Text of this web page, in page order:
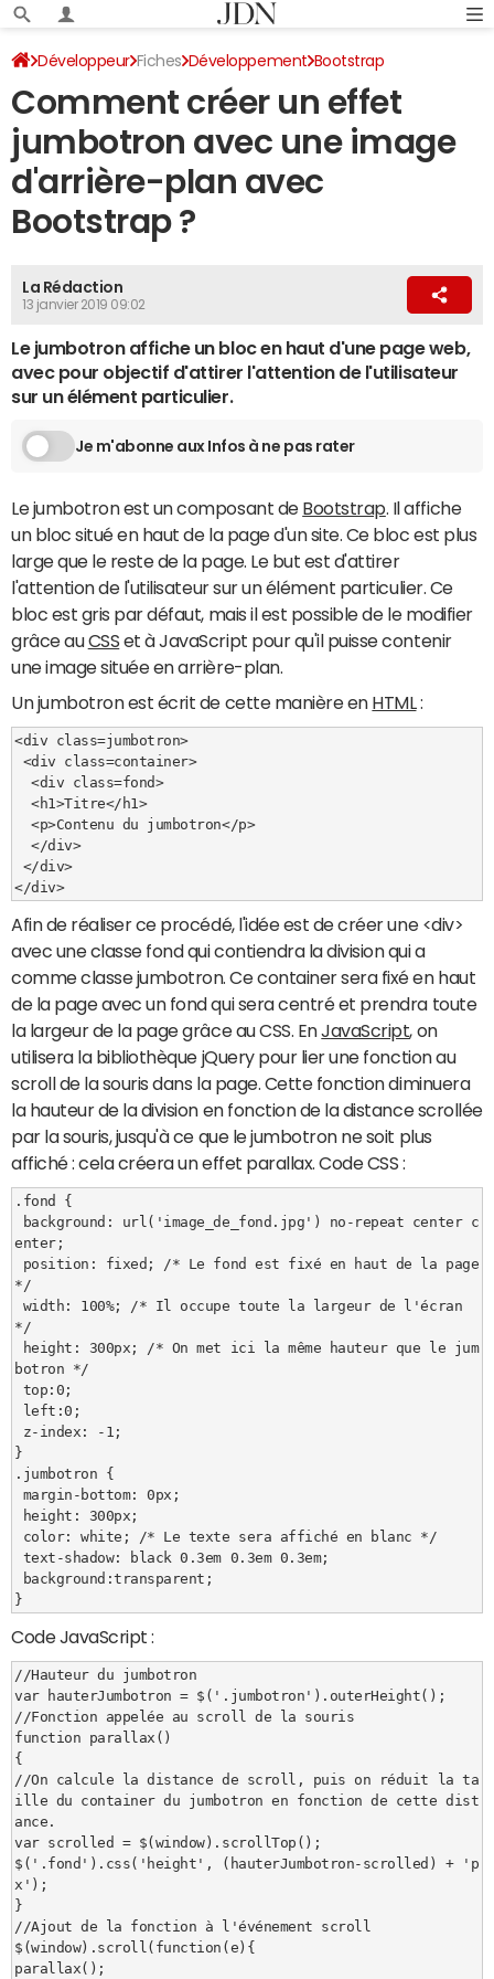
Développeur Fiches Développement Bootstrap
Comment créer un effet
jumbotron avec une image
d'arrière-plan avec
Bootstrap ?
La Rédaction
13 janvier 2019 09:02
Le jumbotron affiche un bloc en haut d'une page web,
avec pour objectif d'attirer l'attention de l'utilisateur
sur un élément particulier.
Je m'abonne aux Infos à ne pas rater
Le jumbotron est un composant de Bootstrap . Il affiche
un bloc situé en haut de la page d'un site. Ce bloc est plus
large que le reste de la page. Le but est d'attirer
l'attention de l'utilisateur sur un élément particulier. Ce
bloc est gris par défaut, mais il est possible de le modifier
grâce auCSS et à JavaScript pour qu'il puisse contenir
une image située en arrière-plan.
Un jumbotron est écrit de cette manière en HTML :
<div class=jumbotron>
<div class=fond>
  <h1>Titre</h1>
  <p>Contenu du jumbotron</p>
  </div>
</div>
Afin de réaliser ce procédé, l'idée est de créer une <div>
avec une classe fond qui contiendra la division qui a
comme classe jumbotron. Ce container sera fixé en haut
de la page avec un fond qui sera centré et prendra toute
la largeur de la page grâce au CSS. EnJavaScript, on
utilisera la bibliothèque jQuery pour lier une fonction au
scroll de la souris dans la page. Cette fonction diminuera
la hauteur de la division en fonction de la distance scrollée
par la souris, jusqu'à ce que le jumbotron ne soit plus
affiché : cela créera un effet parallax. Code CSS :
.fond {
enter;
*/
*/
botron */
}
.jumbotron {
}
Code JavaScript :
//Hauteur du jumbotron
var hauterJumbotron = $('.jumbotron').outerHeight();
//Fonction appelée au scroll de la souris
function parallax()
{
//On calcule la distance de scroll, puis on réduit la ta
ille du container du jumbotron en fonction de cette dist
ance.
var scrolled = $(window).scrollTop();
$('.fond').css('height', (hauterJumbotron-scrolled) + 'p
x');
}
//Ajout de la fonction à l'événement scroll
$(window).scroll(function(e){
parallax();